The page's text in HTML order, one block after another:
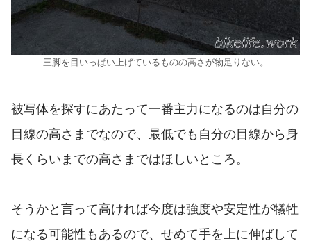
三脚を目いっぱい上げているものの高さが物足りない。
被写体を探すにあたって一番主力になるのは自分の
目線の高さまでなので、最低でも自分の目線から身
長くらいまでの高さまではほしいところ。
そうかと言って高ければ今度は強度や安定性が犠牲
になる可能性もあるので、せめて手を上に伸ばして